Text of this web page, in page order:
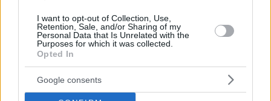
I want to opt-out of Collection, Use,
Retention, Sale, and/or Sharing of my
Personal Data that Is Unrelated with the
Purposes for which it was collected.
Opted In
Google consents
Επίδειξη ισχύος από Ερντογάν - Απειλεί με εισβολή στη
Η Άγκυρα οξύνει το κλίμα με την Ουάσινγκτον -
15.10.2021, 22:28